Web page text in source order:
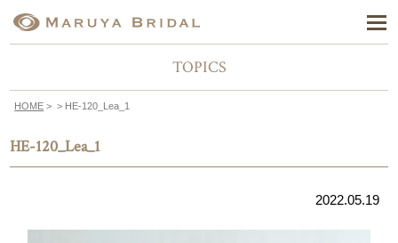
TOPICS
HOME > > HE-120_Lea_1
HE-120_Lea_1
2022.05.19